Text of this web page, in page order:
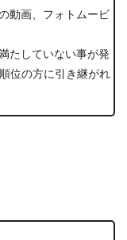
動画、フォトムービ
たしていない事が発
位の方に引き継がれ